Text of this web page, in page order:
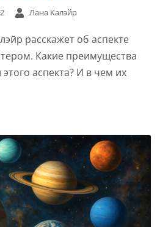
Лана Калэйр
расскажет об аспекте
Какие преимущества
аспекта? И в чем их